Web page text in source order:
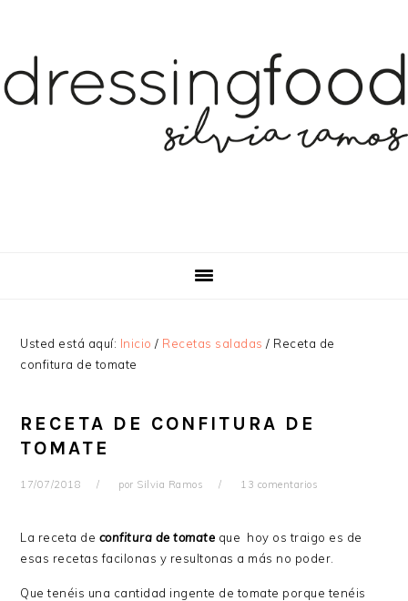
navegación
principal
principal
barra
lateral
Usted está aquí: Inicio / Recetas saladas / Receta de
confitura de tomate
RECETA DE CONFITURA DE
TOMATE
17/07/2018 por Silvia Ramos 13 comentarios
La receta de confitura de tomate que hoy os traigo es de
esas recetas facilonas y resultonas a más no poder.
Que tenéis una cantidad ingente de tomate porque tenéis